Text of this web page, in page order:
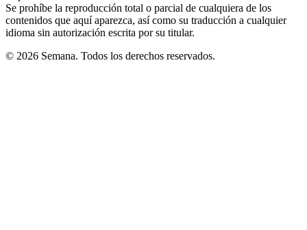
Se prohíbe la reproducción total o parcial de cualquiera de los
contenidos que aquí aparezca, así como su traducción a cualquier
idioma sin autorización escrita por su titular.
© 2026 Semana. Todos los derechos reservados.